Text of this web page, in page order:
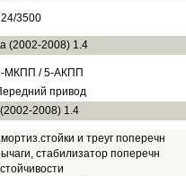
3500
(2002-2008) 1.4
МКПП / 5-АКПП
привод
2008) 1.4
и треуг поперечн
стабилизатор поперечн